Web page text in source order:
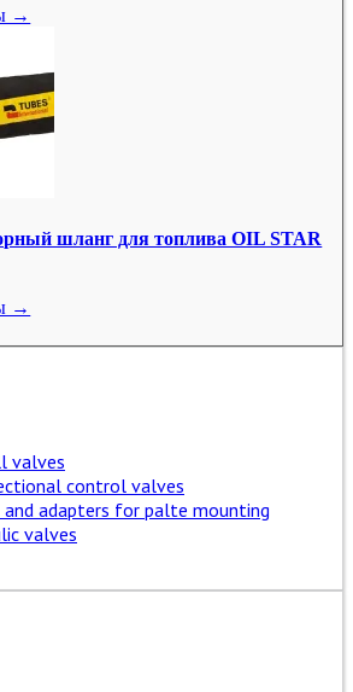
→
шланг для топлива OIL STAR
→
valves
control valves
adapters for palte mounting
valves